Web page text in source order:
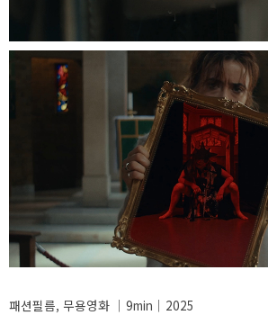
패션필름, 무용영화 │9min│2025